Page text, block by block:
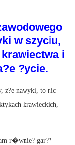
w szyciu,
i
?ycie.
z?e nawyki, to nic
krawieckich,
r�wnie? gar??